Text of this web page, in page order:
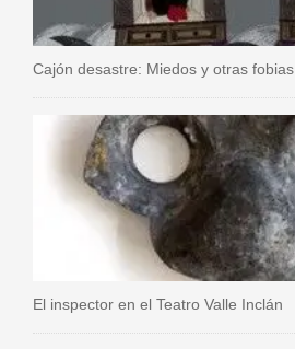
Cajón desastre: Miedos y otras fobias
El inspector en el Teatro Valle Inclán